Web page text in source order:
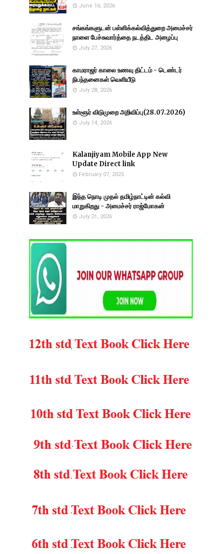
June 16, 2026
சங்கங்களுடன் பள்ளிக்கல்வித்துறை அமைச்சர்
நாளை பேச்சுவார்த்தை நடத்திட அழைப்பு
July 27, 2026
காமராஜர் காலை உணவு திட்டம் - டெண்டர்
நிபந்தனைகள் வெளியீடு
July 28, 2026
உள்ளூர் விடுமுறை அறிவிப்பு(28.07.2026)
July 14, 2026
Kalanjiyam Mobile App New
Update Direct link
February 07, 2025
இந்த நொடி முதல் தமிழ்நாட்டின் கல்வி
மாறுகிறது - அமைச்சர் ராஜ்மோகன்
July 21, 2026